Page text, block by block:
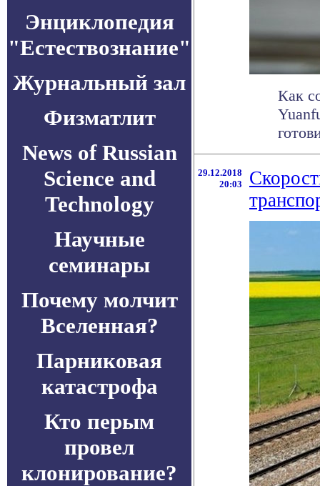
Энциклопедия
"Естествознание"
Журнальный зал
Физматлит
News of Russian
Science and
Technology
Научные
семинары
Почему молчит
Вселенная?
Парниковая
катастрофа
Кто перым
провел
клонирование?
Как
29.12.2018
20:03